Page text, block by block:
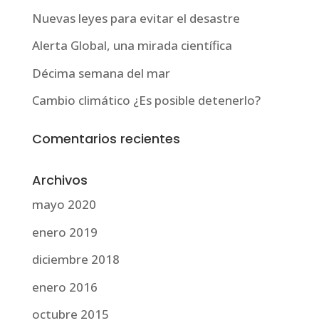
Nuevas leyes para evitar el desastre
Alerta Global, una mirada científica
Décima semana del mar
Cambio climático ¿Es posible detenerlo?
Comentarios recientes
Archivos
mayo 2020
enero 2019
diciembre 2018
enero 2016
octubre 2015